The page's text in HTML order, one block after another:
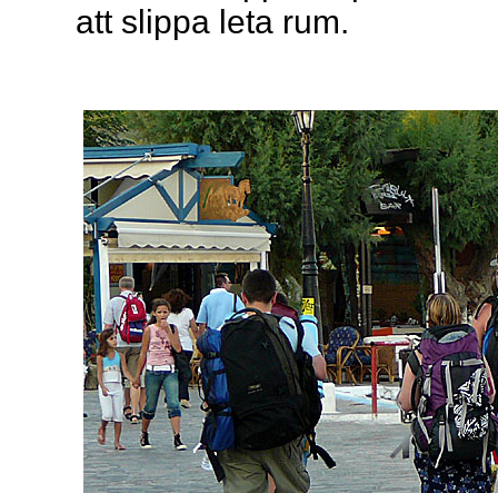
att slippa leta rum.